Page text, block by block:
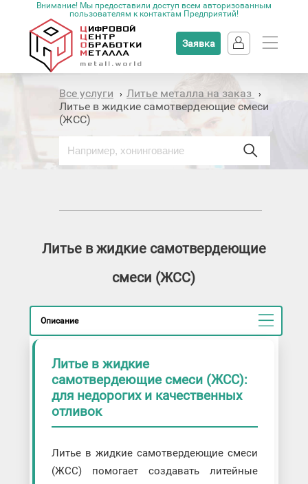
Внимание! Мы предоставили доступ всем авторизованным
пользователям к контактам Предприятий!
Заявка
Все услуги ›Литье металла на заказ ›
Литье в жидкие самотвердеющие смеси
(ЖСС)
Литье в жидкие самотвердеющие
смеси (ЖСС)
Описание
Литье в жидкие
самотвердеющие смеси (ЖСС):
для недорогих и качественных
отливок
Литье в жидкие самотвердеющие смеси
(ЖСС) помогает создавать литейные